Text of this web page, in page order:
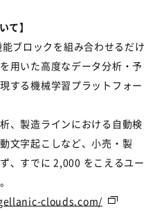
て】
ブロックを組み合わせるだけ
用いた高度なデータ分析・予
する機械学習プラットフォー
、製造ラインにおける自動検
文字起こしなど、小売・製
、すでに 2,000 をこえるユー
clouds.com/